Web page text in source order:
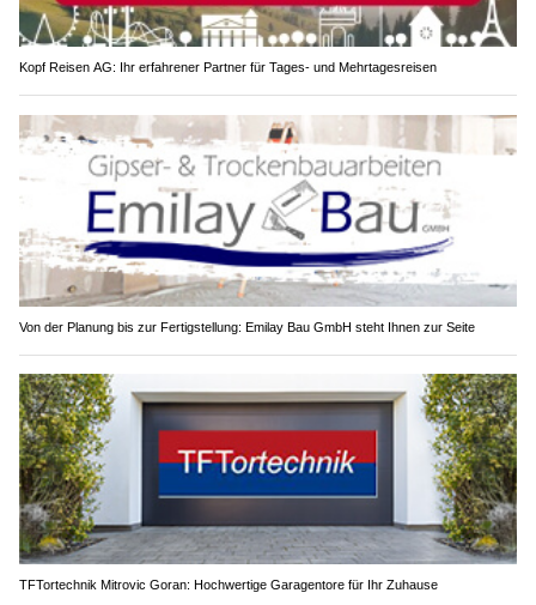
Kopf Reisen AG: Ihr erfahrener Partner für Tages- und Mehrtagesreisen
Von der Planung bis zur Fertigstellung: Emilay Bau GmbH steht Ihnen zur Seite
TFTortechnik Mitrovic Goran: Hochwertige Garagentore für Ihr Zuhause